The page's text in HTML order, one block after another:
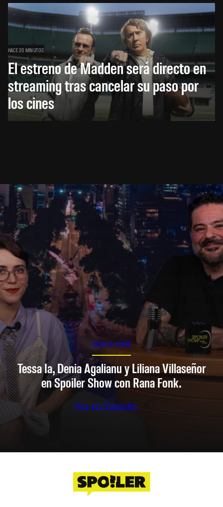
HACE 20 MINUTOS
El estreno de Madden será directo en
streaming tras cancelar su paso por
los cines
SPOILER SHOW
Tessa Ia, Denia Agalianu y Liliana Villaseñor
en Spoiler Show con Rana Fonk.
Ver en Youtube